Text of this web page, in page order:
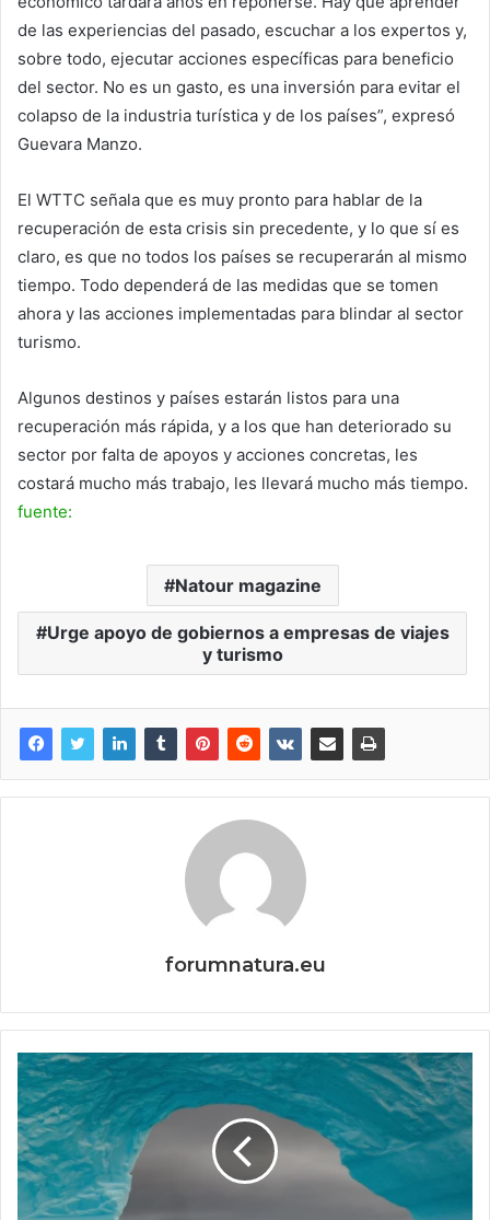
de las experiencias del pasado, escuchar a los expertos y,
sobre todo, ejecutar acciones específicas para beneficio
del sector. No es un gasto, es una inversión para evitar el
colapso de la industria turística y de los países”, expresó
Guevara Manzo.
El WTTC señala que es muy pronto para hablar de la
recuperación de esta crisis sin precedente, y lo que sí es
claro, es que no todos los países se recuperarán al mismo
tiempo. Todo dependerá de las medidas que se tomen
ahora y las acciones implementadas para blindar al sector
turismo.
Algunos destinos y países estarán listos para una
recuperación más rápida, y a los que han deteriorado su
sector por falta de apoyos y acciones concretas, les
costará mucho más trabajo, les llevará mucho más tiempo.
fuente:
Natour magazine
Urge apoyo de gobiernos a empresas de viajes
y turismo
forumnatura.eu